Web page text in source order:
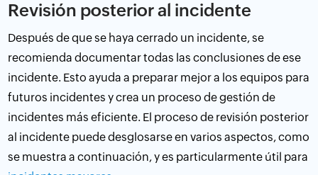
Revisión posterior al incidente
Después de que se haya cerrado un incidente, se
recomienda documentar todas las conclusiones de ese
incidente. Esto ayuda a preparar mejor a los equipos para
futuros incidentes y crea un proceso de gestión de
incidentes más eficiente. El proceso de revisión posterior
al incidente puede desglosarse en varios aspectos, como
se muestra a continuación, y es particularmente útil para